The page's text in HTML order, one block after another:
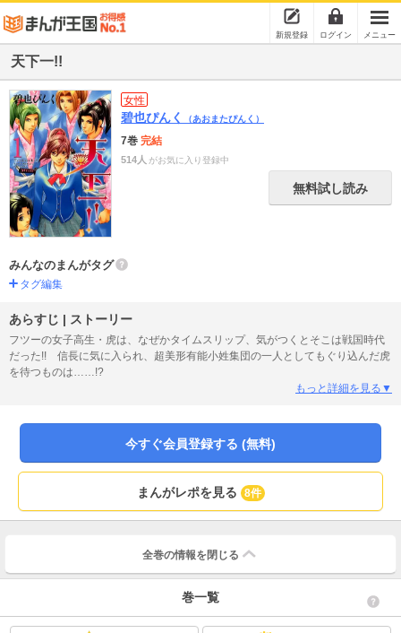
新規登録 ログイン メニュー
天下一!!
女性
碧也ぴんく （あおまたぴんく）
7巻 完結
514人 がお気に入り登録中
無料試し読み
みんなのまんがタグ
タグ編集
あらすじ | ストーリー
フツーの女子高生・虎は、なぜかタイムスリップ、気がつくとそこは戦国時代
だった!! 信長に気に入られ、超美形有能小姓集団の一人としてもぐり込んだ虎
を待つものは……!?
もっと詳細を見る▼
今すぐ会員登録する (無料)
まんがレポを見る 8件
全巻の情報を 閉じる
巻一覧